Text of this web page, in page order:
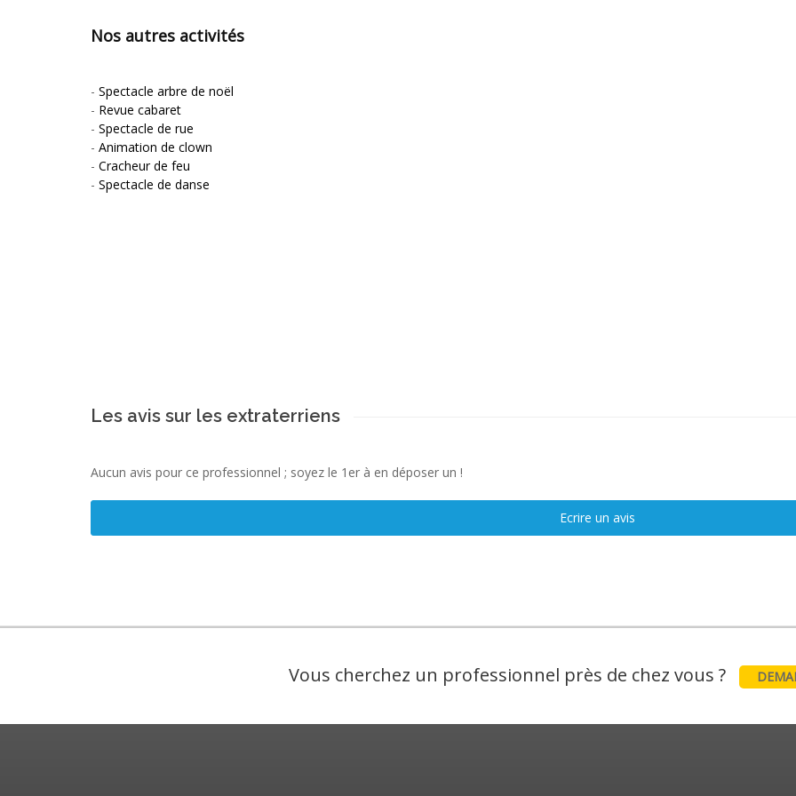
Nos autres activités
- Spectacle arbre de noël
- Revue cabaret
- Spectacle de rue
- Animation de clown
- Cracheur de feu
- Spectacle de danse
Les avis sur les extraterriens
Aucun avis pour ce professionnel ; soyez le 1er à en déposer un !
Ecrire un avis
Vous cherchez un professionnel près de chez vous ?